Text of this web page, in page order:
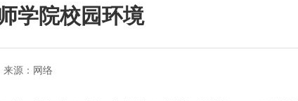
学院校园环境
来源：网络